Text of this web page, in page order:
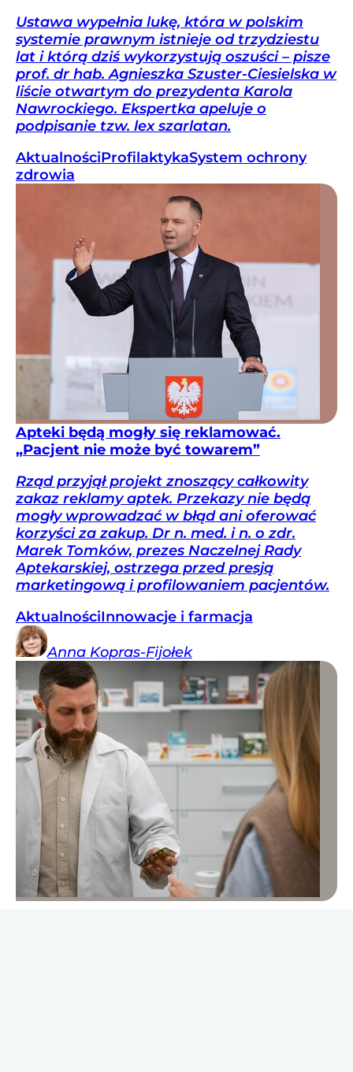
Ustawa wypełnia lukę, która w polskim
systemie prawnym istnieje od trzydziestu
lat i którą dziś wykorzystują oszuści – pisze
prof. dr hab. Agnieszka Szuster-Ciesielska w
liście otwartym do prezydenta Karola
Nawrockiego. Ekspertka apeluje o
podpisanie tzw. lex szarlatan.
AktualnościProfilaktykaSystem ochrony
zdrowia
Apteki będą mogły się reklamować.
„Pacjent nie może być towarem”
Rząd przyjął projekt znoszący całkowity
zakaz reklamy aptek. Przekazy nie będą
mogły wprowadzać w błąd ani oferować
korzyści za zakup. Dr n. med. i n. o zdr.
Marek Tomków, prezes Naczelnej Rady
Aptekarskiej, ostrzega przed presją
marketingową i profilowaniem pacjentów.
AktualnościInnowacje i farmacja
Anna Kopras-Fijołek